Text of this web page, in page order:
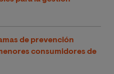
de prevención
consumidores de